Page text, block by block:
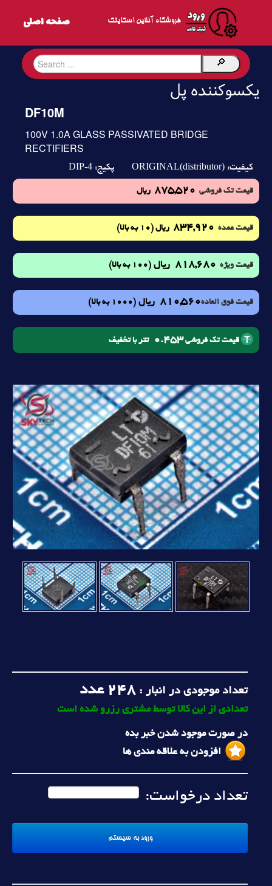
فروشگاه آنلاین اسکایتک
یکسوکننده پل
DF10M
100V 1.0A GLASS PASSIVATED BRIDGE
RECTIFIERS
کیفیت: ORIGINAL(distributor) پکیج: DIP-4
قیمت تک فروشی 875,520 ریال
قیمت عمده 834,920 ریال (10 به بالا)
قیمت ویژه 818,680 ریال (100 به بالا)
قیمت فوق العاده810,560 ریال (1000 به بالا)
قیمت تک فروشی0.453 تتر با تخفیف
تعداد موجودی در انبار :248 عدد
تعدادی از این کالا توسط مشتری رزرو شده است
در صورت موجود شدن خبر بده
افزودن به علاقه مندی ها
تعداد درخواست: